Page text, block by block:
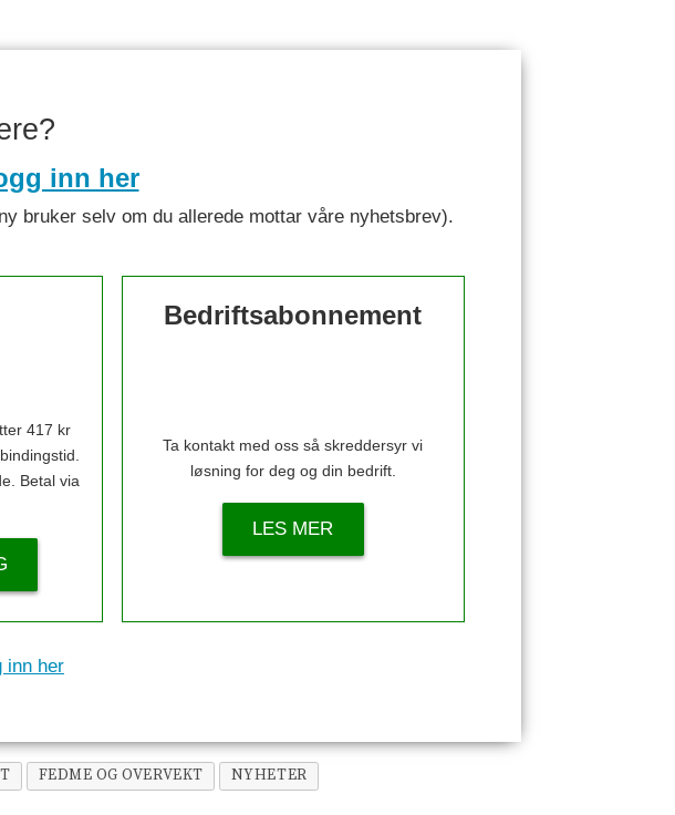
inn her
bruker selv om du allerede mottar våre nyhetsbrev).
417 kr
Betal via
Bedriftsabonnement
Ta kontakt med oss så skreddersyr vi
løsning for deg og din bedrift.
LES MER
inn her
FEDME OG OVERVEKT NYHETER